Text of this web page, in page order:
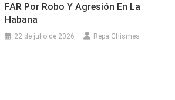
FAR Por Robo Y Agresión En La
Habana
22 de julio de 2026 Repa Chismes